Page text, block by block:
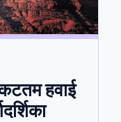
हवाई